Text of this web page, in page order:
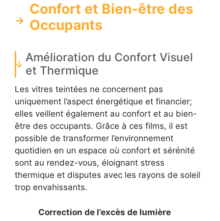
Confort et Bien-être des
Occupants
Amélioration du Confort Visuel
et Thermique
Les vitres teintées ne concernent pas
uniquement l’aspect énergétique et financier;
elles veillent également au confort et au bien-
être des occupants. Grâce à ces films, il est
possible de transformer l’environnement
quotidien en un espace où confort et sérénité
sont au rendez-vous, éloignant stress
thermique et disputes avec les rayons de soleil
trop envahissants.
Correction de l’excès de lumière